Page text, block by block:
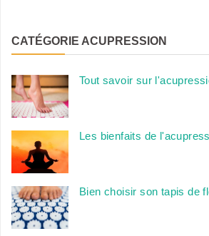
CATÉGORIE ACUPRESSION
Tout savoir sur
Les bienfaits de
Bien choisir son tapis de